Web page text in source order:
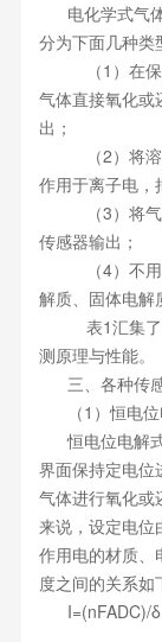
电化学式气体
分为下面几种类
（1）在保持
气体直接氧化或
出；
（2）将溶解
作用于离子电，
（3）将气体
传感器输出；
（4）不用电
解质、固体电解
表1汇集了正
测原理与性能。
三、各种传感
（1）恒电位
恒电位电解式
界面保持定电位
气体进行氧化或
来说，设定电位
作用电的材质、
度之间的关系如